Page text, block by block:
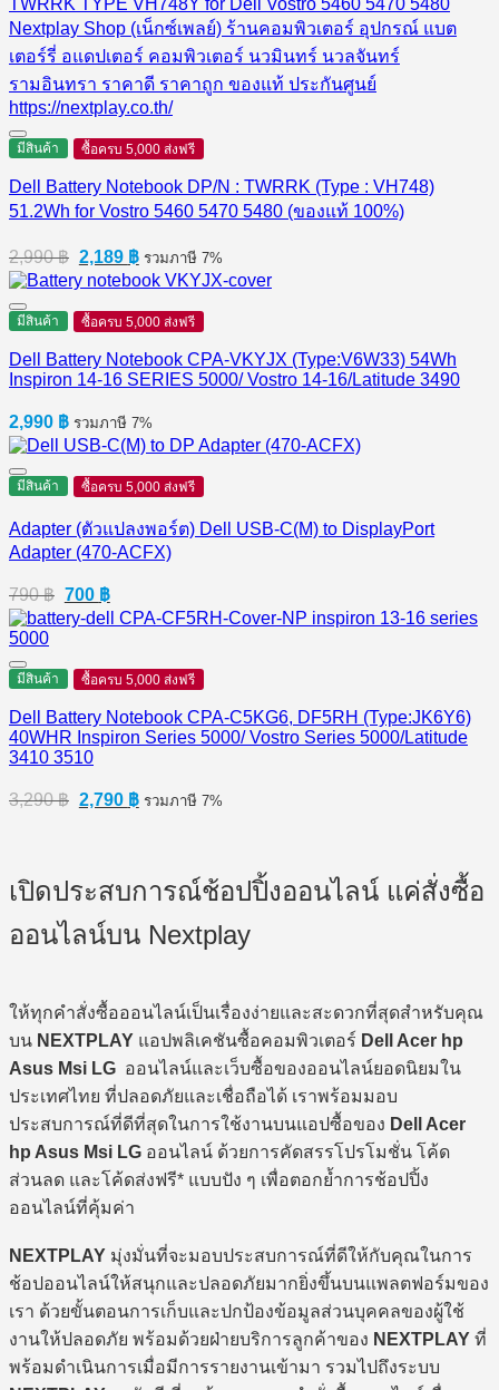
790 ฿.600 ฿.
มีสินค้า ซื้อครบ 5,000 ส่งฟรี
Dell Battery Notebook DP/N : TWRRK (Type : VH748)
51.2Wh for Vostro 5460 5470 5480 (ของแท้ 100%)
2,990฿ Original
price
was:
2,990 ฿.
2,189 ฿Current
price
is:
2,189 ฿.
รวมภาษี 7%
มีสินค้า ซื้อครบ 5,000 ส่งฟรี
Dell Battery Notebook CPA-VKYJX (Type:V6W33) 54Wh
Inspiron 14-16 SERIES 5000/ Vostro 14-16/Latitude 3490
2,990 ฿ รวมภาษี 7%
มีสินค้า ซื้อครบ 5,000 ส่งฟรี
Adapter (ตัวแปลงพอร์ต) Dell USB-C(M) to DisplayPort
Adapter (470-ACFX)
790฿ Original
price
was:
700 ฿Current
price
is:
มีสินค้า ซื้อครบ 5,000 ส่งฟรี
Dell Battery Notebook CPA-C5KG6, DF5RH (Type:JK6Y6)
40WHR Inspiron Series 5000/ Vostro Series 5000/Latitude
3410 3510
3,290฿ Original
price
2,790 ฿Current
price
รวมภาษี 7%
เปิดประสบการณ์ช้อปปิ้งออนไลน์ แค่สั่งซื้อ
ออนไลน์บน Nextplay
ให้ทุกคำสั่งซื้อออนไลน์เป็นเรื่องง่ายและสะดวกที่สุดสำหรับคุณ
บน NEXTPLAY แอปพลิเคชันซื้อคอมพิวเตอร์ Dell Acer hp
Asus Msi LG ออนไลน์และเว็บซื้อของออนไลน์ยอดนิยมใน
ประเทศไทย ที่ปลอดภัยและเชื่อถือได้ เราพร้อมมอบ
ประสบการณ์ที่ดีที่สุดในการใช้งานบนแอปซื้อของ Dell Acer
hp Asus Msi LG ออนไลน์ ด้วยการคัดสรรโปรโมชั่น โค้ด
ส่วนลด และโค้ดส่งฟรี* แบบปัง ๆ เพื่อตอกย้ำการช้อปปิ้ง
ออนไลน์ที่คุ้มค่า
NEXTPLAY มุ่งมั่นที่จะมอบประสบการณ์ที่ดีให้กับคุณในการ
ช้อปออนไลน์ให้สนุกและปลอดภัยมากยิ่งขึ้นบนแพลตฟอร์มของ
เรา ด้วยขั้นตอนการเก็บและปกป้องข้อมูลส่วนบุคคลของผู้ใช้
งานให้ปลอดภัย พร้อมด้วยฝ่ายบริการลูกค้าของ NEXTPLAY ที่
พร้อมดำเนินการเมื่อมีการรายงานเข้ามา รวมไปถึงระบบ